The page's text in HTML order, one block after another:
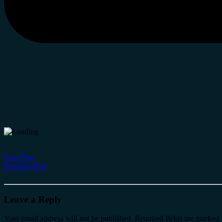
Next Post
Previous Post
Leave a Reply
Your email address will not be published. Required fields are marked